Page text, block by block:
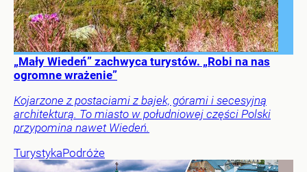
„Mały Wiedeń” zachwyca turystów. „Robi na nas
ogromne wrażenie”
Kojarzone z postaciami z bajek, górami i secesyjną
architekturą. To miasto w południowej części Polski
przypomina nawet Wiedeń.
TurystykaPodróże